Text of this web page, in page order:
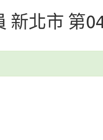
新北市 第